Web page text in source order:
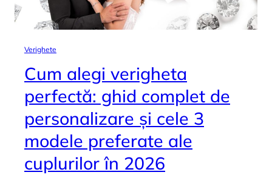
Verighete
Cum alegi verigheta
perfectă: ghid complet de
personalizare și cele 3
modele preferate ale
cuplurilor în 2026